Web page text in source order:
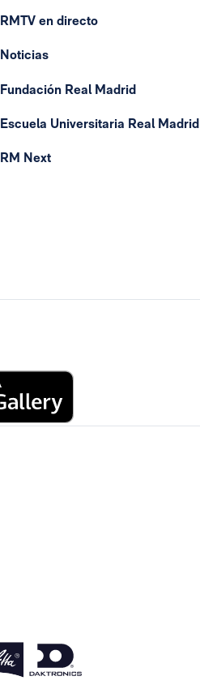
RMTV en directo
Noticias
Fundación Real Madrid
Escuela Universitaria Real Madrid
RM Next